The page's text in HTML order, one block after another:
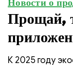
Новости о
Прощай,
К 2025 году